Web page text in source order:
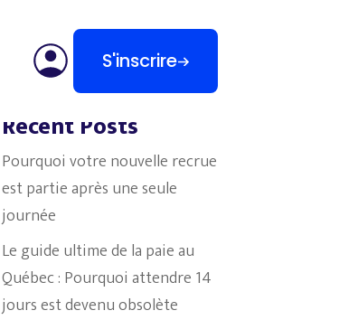
S'inscrireSearch
Recent Posts
Pourquoi votre nouvelle recrue
est partie après une seule
journée
Le guide ultime de la paie au
Québec : Pourquoi attendre 14
jours est devenu obsolète